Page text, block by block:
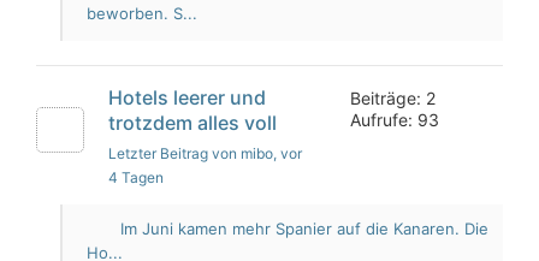
beworben. S...
Hotels leerer und
trotzdem alles voll
Letzter Beitrag von mibo, vor
4 Tagen
Beiträge: 2
Aufrufe: 93
Im Juni kamen mehr Spanier auf die Kanaren. Die
Ho...